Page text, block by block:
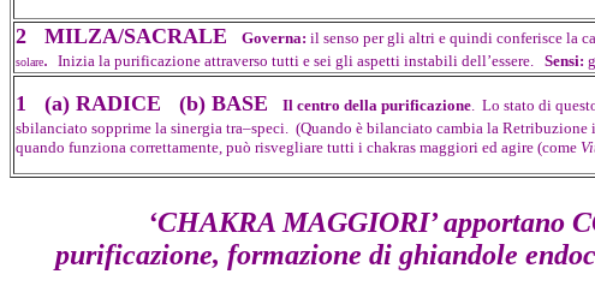
2 MILZA/SACRALE Governa: il senso per gli altri e quindi conferisce la
solare. Inizia la purificazione attraverso tutti e sei gli aspetti instabili dell’essere. Sensi:
1 (a) RADICE (b) BASE Il centro della purificazione . Lo stato di
sbilanciato sopprime la sinergia tra–speci. (Quando è bilanciato cambia la Retribuzione
quando funziona correttamente, può risvegliare tutti i chakras maggiori ed agire (come
‘CHAKRA MAGGIORI’ apportano
purificazione, formazione di ghiandole